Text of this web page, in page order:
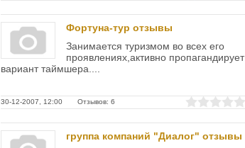
Фортуна-тур отзывы
Занимается туризмом во всех его
проявлениях,активно пропагандирует
вариант таймшера....
30-12-2007, 12:00 Отзывов: 6
группа компаний "Диалог" отзывы